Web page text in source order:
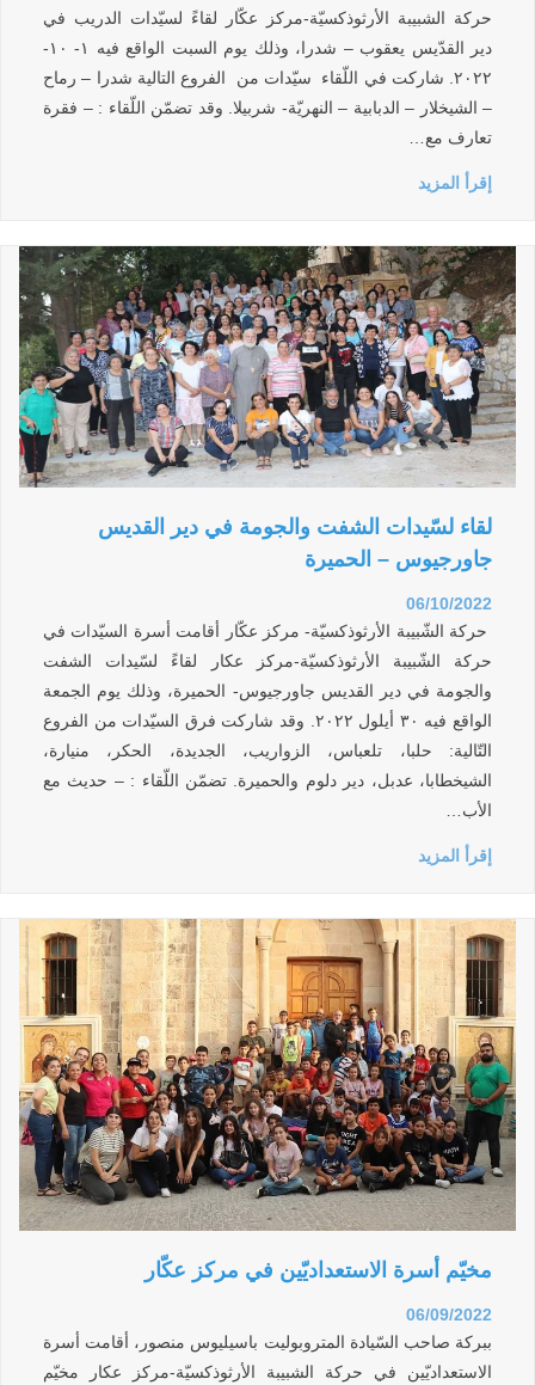
حركة الشبيبة الأرثوذكسيّة-مركز عكّار لقاءً لسيّدات الدريب في
دير القدّيس يعقوب – شدرا، وذلك يوم السبت الواقع فيه ١- ١٠-
٢٠٢٢. شاركت في اللّقاء سيّدات من الفروع التالية شدرا – رماح
– الشيخلار – الدبابية – النهريّة- شربيلا. وقد تضمّن اللّقاء : – فقرة
تعارف مع…
إقرأ المزيد
لقاء لسّيدات الشفت والجومة في دير القديس
جاورجيوس – الحميرة
06/10/2022
حركة الشّبيبة الأرثوذكسيّة- مركز عكّار أقامت أسرة السيّدات في
حركة الشّبيبة الأرثوذكسيّة-مركز عكار لقاءً لسّيدات الشفت
والجومة في دير القديس جاورجيوس- الحميرة، وذلك يوم الجمعة
الواقع فيه ٣٠ أيلول ٢٠٢٢. وقد شاركت فرق السيّدات من الفروع
التّالية: حلبا، تلعباس، الزواريب، الجديدة، الحكر، منيارة،
الشيخطابا، عدبل، دير دلوم والحميرة. تضمّن اللّقاء : – حديث مع
الأب…
إقرأ المزيد
مخيّم أسرة الاستعداديّين في مركز عكّار
06/09/2022
ببركة صاحب السّيادة المتروبوليت باسيليوس منصور، أقامت أسرة
الاستعداديّين في حركة الشبيبة الأرثوذكسيّة-مركز عكار مخيّم